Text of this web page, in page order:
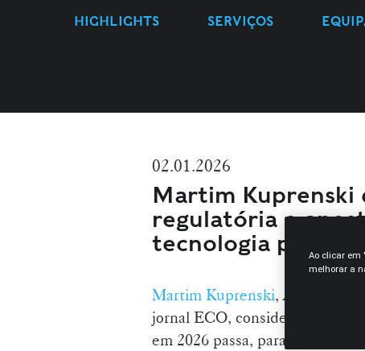
HIGHLIGHTS SERVIÇOS
02.01.2026
Martim Kuprenski
regulatória e
tecnologia para
Martim Kuprenski, Managing
jornal ECO, considera que a
em 2026 passa,
Ao clicar em
melhorar a